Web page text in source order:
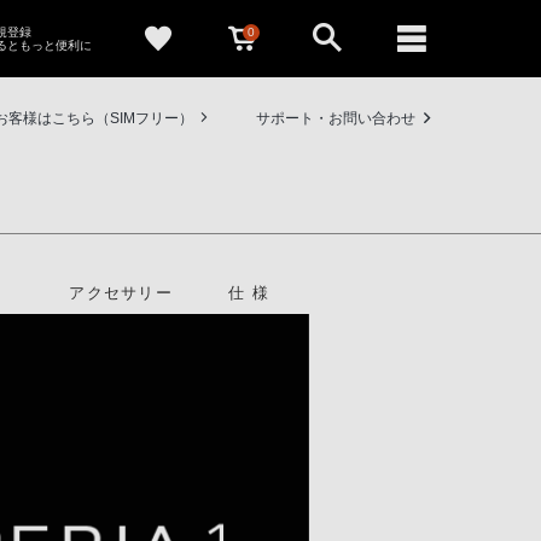
登録
ともっと便利に
0
客様はこちら（SIMフリー） サポート・お問い合わせ
アクセサリー 仕様